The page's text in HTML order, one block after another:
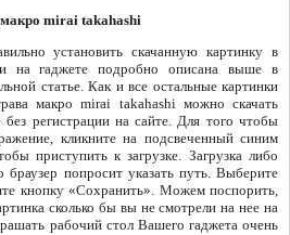
макро mirai takahashi
установить скачанную картинку в
на гаджете подробно описана выше в
статье. Как и все остальные картинки
макро mirai takahashi можно скачать
регистрации на сайте. Для того чтобы
кликните на подсвеченный синим
приступить к загрузке. Загрузка либо
браузер попросит указать путь. Выберите
кнопку «Сохранить». Можем поспорить,
сколько бы вы не смотрели на нее на
рабочий стол Вашего гаджета очень